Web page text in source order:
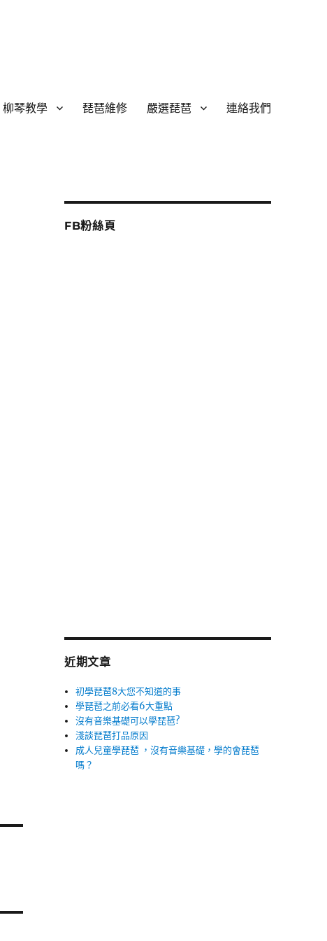
柳琴教學 琵琶維修 嚴選琵琶 連絡我們
FB粉絲頁
近期文章
初學琵琶8大您不知道的事
學琵琶之前必看6大重點
沒有音樂基礎可以學琵琶?
淺談琵琶打品原因
成人兒童學琵琶 ，沒有音樂基礎，學的會琵琶
嗎？